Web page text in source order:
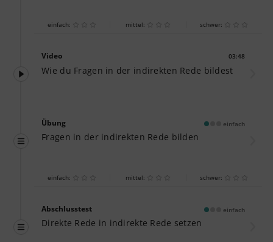
einfach: mittel: schwer:
Video 03:48
Wie du Fragen in der indirekten Rede bildest
Übung einfach
Fragen in der indirekten Rede bilden
einfach: mittel: schwer:
Abschlusstest einfach
Direkte Rede in indirekte Rede setzen